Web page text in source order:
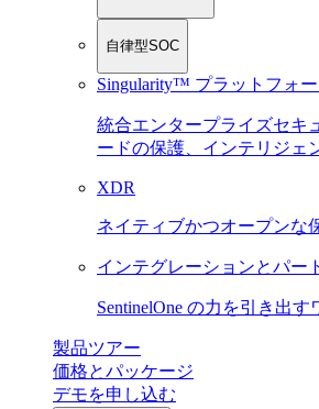
自律型SOC
Singularity™ プラットフォー
統合エンタープライズセキ
ードの保護、インテリジェ
XDR
ネイティブかつオープンな
インテグレーションとパー
SentinelOne の力を引き出す
製品ツアー
価格とパッケージ
デモを申し込む